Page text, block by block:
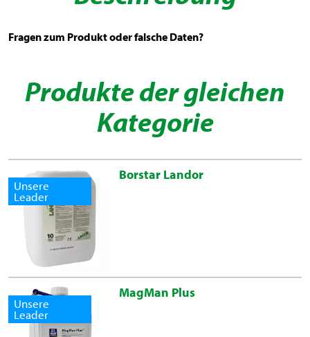
Fragen zum Produkt oder falsche Daten?
Produkte der gleichen
Kategorie
Unsere
Leader
Borstar Landor
Unsere
Leader
MagMan Plus